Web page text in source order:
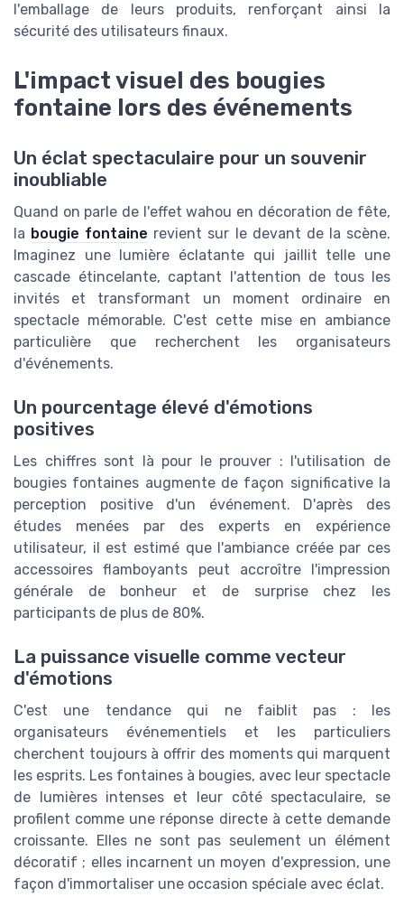
l'emballage de leurs produits, renforçant ainsi la
sécurité des utilisateurs finaux.
L'impact visuel des bougies
fontaine lors des événements
Un éclat spectaculaire pour un souvenir
inoubliable
Quand on parle de l'effet wahou en décoration de fête,
la bougie fontaine revient sur le devant de la scène.
Imaginez une lumière éclatante qui jaillit telle une
cascade étincelante, captant l'attention de tous les
invités et transformant un moment ordinaire en
spectacle mémorable. C'est cette mise en ambiance
particulière que recherchent les organisateurs
d'événements.
Un pourcentage élevé d'émotions
positives
Les chiffres sont là pour le prouver : l'utilisation de
bougies fontaines augmente de façon significative la
perception positive d'un événement. D'après des
études menées par des experts en expérience
utilisateur, il est estimé que l'ambiance créée par ces
accessoires flamboyants peut accroître l'impression
générale de bonheur et de surprise chez les
participants de plus de 80%.
La puissance visuelle comme vecteur
d'émotions
C'est une tendance qui ne faiblit pas : les
organisateurs événementiels et les particuliers
cherchent toujours à offrir des moments qui marquent
les esprits. Les fontaines à bougies, avec leur spectacle
de lumières intenses et leur côté spectaculaire, se
profilent comme une réponse directe à cette demande
croissante. Elles ne sont pas seulement un élément
décoratif ; elles incarnent un moyen d'expression, une
façon d'immortaliser une occasion spéciale avec éclat.